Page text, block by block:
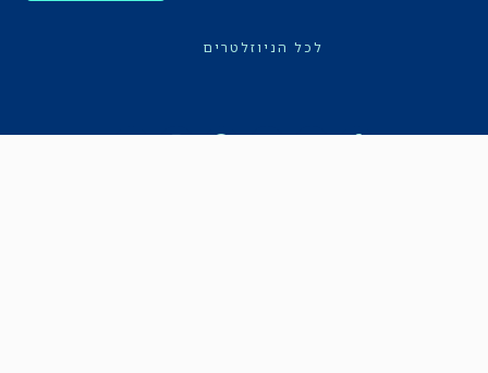
לכל הניוזלטרים